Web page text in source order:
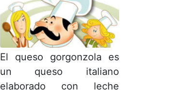
El queso gorgonzola es
un queso italiano
elaborado con leche